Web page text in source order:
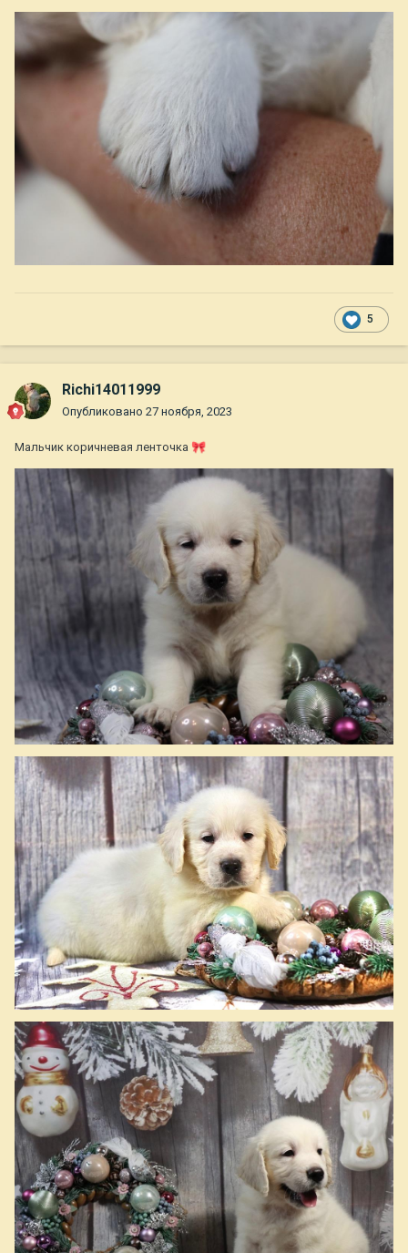
5
Richi14011999
Опубликовано 27 ноября, 2023
Мальчик коричневая ленточка 🎀